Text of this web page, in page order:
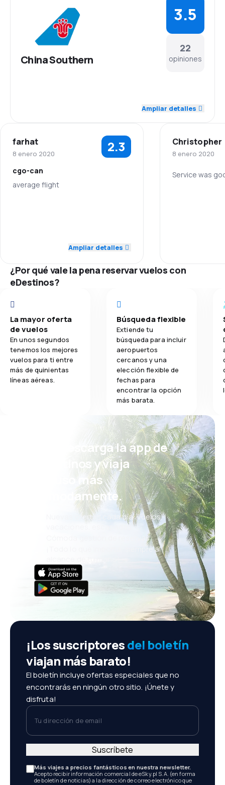
China Southern
22
opiniones
3.5
Red de conexiones 3.5
Precio del billete 3.3
Ampliar detalles
farhat
8 enero 2020 2.3
cgo-can
average flight
Precio del billete
2.0
Transporte de equipaje 2.0
Comidas 1.0
Ampliar detalles
Christopher
8 enero 2020
Service was
Precio del
Transporte
Comidas
¿Por qué vale la pena reservar vuelos con
eDestinos?
La mayor oferta
de vuelos
En unos segundos
tenemos los mejores
vuelos para ti entre
más de quinientas
líneas aéreas.
Búsqueda flexible
Extiende tu
búsqueda para incluir
aeropuertos
cercanos y una
elección flexible de
fechas para
encontrar la opción
más barata.
¡Eh! Descarga la app de
eDestinos y viaja
incluso más
cómodamente.
Nuevas ofertas cada día: vuelos,
vacaciones, escapadas
Cómoda gestión de reservas
¡Todo lo que importa, siempre al
¡Los suscriptoresdel boletín
viajan más barato!
El boletín incluye ofertas especiales que no
encontrarás en ningún otro sitio. ¡Únete y
disfruta!
Tu dirección de email
Más viajes a precios fantásticos en nuestra newsletter.
Acepto recibir información comercial de eSky.pl S.A. (en forma
de boletín de noticias) a la dirección de correo electrónico que
Suscríbete